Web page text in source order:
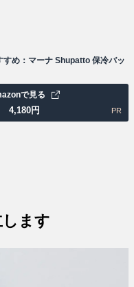
すめ：マーナ Shupatto 保冷バッ
4,180円
で見る
PR
ます